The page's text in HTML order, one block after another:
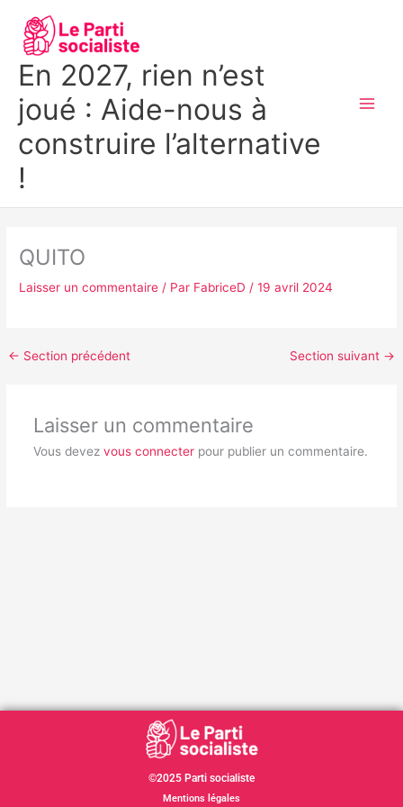
contenu
En 2027, rien n’est
joué : Aide-nous à
construire l’alternative
!
QUITO
Laisser un commentaire / Par FabriceD/19 avril 2024
← Section précédent Section suivant →
Laisser un commentaire
Vous devez vous connecterpour publier un commentaire.
©2025 Parti socialiste
Mentions légales